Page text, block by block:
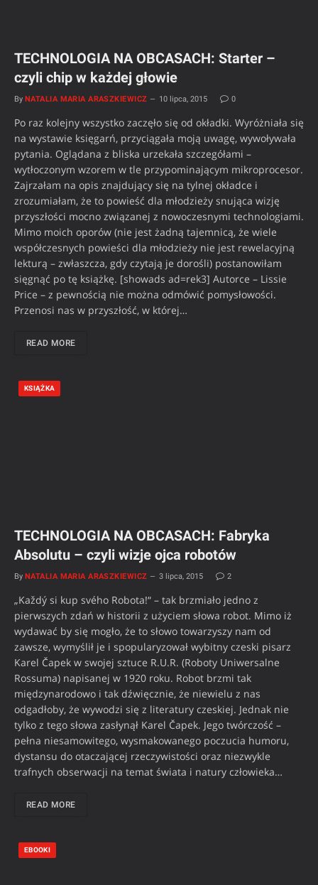
TECHNOLOGIA NA OBCASACH: Starter –
czyli chip w każdej głowie
By NATALIA MARIA ARASZKIEWICZ 10 lipca, 2015 0
Po raz kolejny wszystko zaczęło się od okładki. Wyróżniała się
na wystawie księgarń, przyciągała moją uwagę, wywoływała
pytania. Oglądana z bliska urzekała szczegółami –
wytłoczonym wzorem w tle przypominającym mikroprocesor.
Zajrzałam na opis znajdujący się na tylnej okładce i
zrozumiałam, że to powieść dla młodzieży snująca wizję
przyszłości mocno związanej z nowoczesnymi technologiami.
Mimo moich oporów (nie jest żadną tajemnicą, że wiele
współczesnych powieści dla młodzieży nie jest rewelacyjną
lekturą – zwłaszcza, gdy czytają je dorośli) postanowiłam
sięgnąć po tę książkę. [showads ad=rek3] Autorce – Lissie
Price – z pewnością nie można odmówić pomysłowości.
Przenosi nas w przyszłość, w której…
READ MORE
KSIĄŻKA
TECHNOLOGIA NA OBCASACH: Fabryka
Absolutu – czyli wizje ojca robotów
By NATALIA MARIA ARASZKIEWICZ 3 lipca, 2015 2
„Každý si kup svého Robota!“ – tak brzmiało jedno z
pierwszych zdań w historii z użyciem słowa robot. Mimo iż
wydawać by się mogło, że to słowo towarzyszy nam od
zawsze, wymyślił je i spopularyzował wybitny czeski pisarz
Karel Čapek w swojej sztuce R.U.R. (Roboty Uniwersalne
Rossuma) napisanej w 1920 roku. Robot brzmi tak
międzynarodowo i tak dźwięcznie, że niewielu z nas
odgadłoby, że wywodzi się z literatury czeskiej. Jednak nie
tylko z tego słowa zasłynął Karel Čapek. Jego twórczość –
pełna niesamowitego, wysmakowanego poczucia humoru,
dystansu do otaczającej rzeczywistości oraz niezwykle
trafnych obserwacji na temat świata i natury człowieka…
READ MORE
EBOOKI